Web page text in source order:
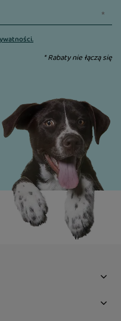
* Rabaty nie łączą się